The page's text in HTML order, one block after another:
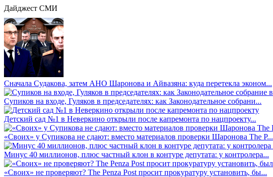
Дайджест СМИ
Сначала Судакова, затем АНО Шаронова и Айвазяна: куда перетекла эконом...
Супиков на входе, Гуляков в председателях: как Законодательное собрани...
Детский сад №1 в Неверкино открыли после капремонта по нацпроекту...
«Своих» у Супикова не сдают: вместо материалов проверки Шаронова The P...
Минус 40 миллионов, плюс частный клон в контуре депутата: у контролера...
«Своих» не проверяют? The Penza Post просит прокуратуру установить, бы...